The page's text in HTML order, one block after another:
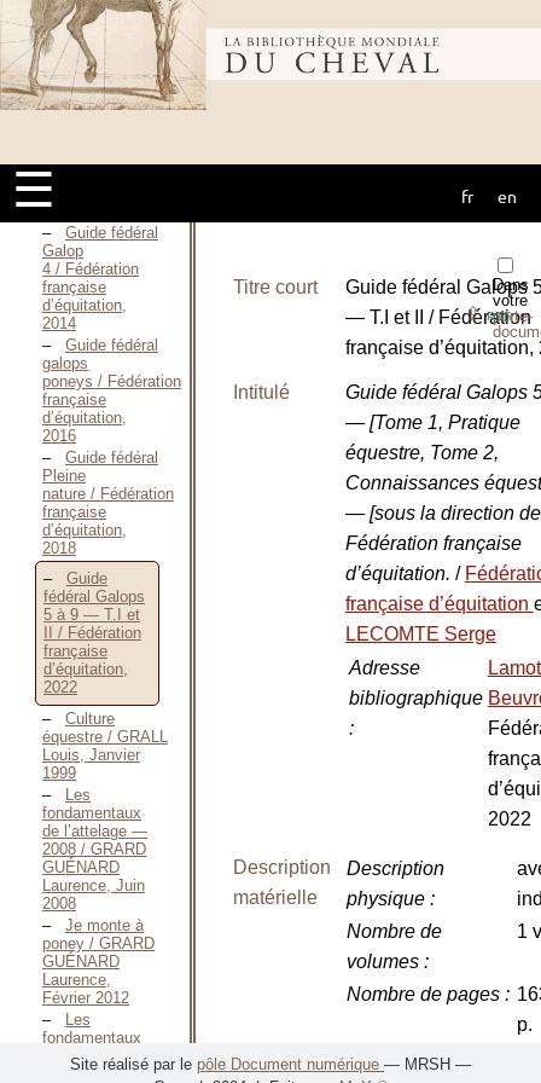
Bibliothèque
mondiale du
cheval
☰ fr en
Guide fédéral
Galop
2 / Fédération
française
d’équitation,
Mars 2013
française
d’équitation,
Décembre 2013
Guide fédéral
Galop
4 / Fédération
française
d’équitation,
2014
Guide fédéral
galops
poneys / Fédération
française
d’équitation,
2016
Guide fédéral
Pleine
nature / Fédération
française
d’équitation,
2018
Guide
fédéral Galops
5 à 9 — T.I et
II / Fédération
française
d’équitation,
2022
Culture
équestre / GRALL
Louis, Janvier
1999
Les
fondamentaux
de l’attelage —
2008 / GRARD
GUÉNARD
Laurence, Juin
2008
Je monte à
poney / GRARD
GUÉNARD
Laurence,
Février 2012
Les
fondamentaux
de l’attelage —
2014 / GRARD
Dans
votre
porte-
⇪PDF
Titre court
Guide fédéral Galops
— T.I et II / Fédération
française d’équitation,
Intitulé
Guide fédéral Galops
— [Tome 1, Pratique
équestre, Tome 2,
Connaissances
— [sous la direction
Fédération française
d’équitation. /
française d’équitation
LECOMTE Serge
Adresse
bibliographique
:
2022
Description
matérielle
Description
physique:
Nombre de
volumes:
1
Nombre de pages:
p.
Dimensions:
Site réalisé par le pôle Document numérique — MRSH —